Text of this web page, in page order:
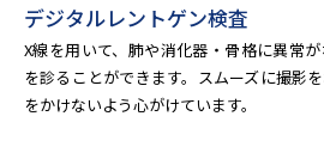
デジタルレントゲン検査
X線を用いて、肺や消化器・骨格に異常
を診ることができます。スムーズに撮影
をかけないよう心がけています。